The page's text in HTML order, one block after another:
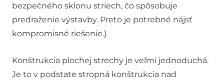
bezpečného sklonu striech, čo spôsobuje
predraženie výstavby. Preto je potrebné nájsť
kompromisné riešenie.)
Konštrukcia plochej strechy je veľmi jednoduchá.
Je to v podstate stropná konštrukcia nad